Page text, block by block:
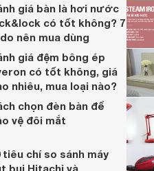
Bình giữ nhiệt inox
EL 3688 - 2500ml
Giá từ 328.900 đ
nơi bán
giá bàn là hơi nước
có tốt không? 7
nên mua dùng
giá đệm bông ép
có tốt không, giá
nhiêu, mua loại nào?
chọn đèn bàn để
vệ đôi mắt
tiêu chí so sánh máy
bụi Hitachi và